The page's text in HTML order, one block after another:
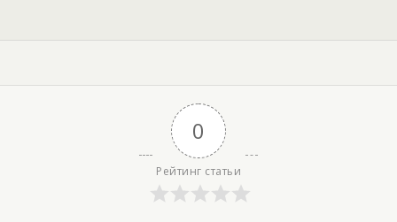
0
Рейтинг статьи